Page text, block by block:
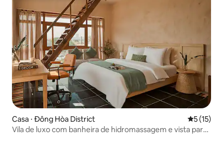
Casa ⋅ Đông Hòa District 5 de uma
5 (15)
Vila de luxo com banheira de hidromassagem e vista para